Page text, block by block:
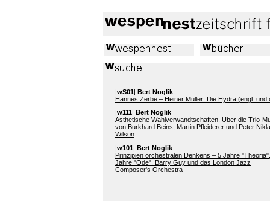
|wS01| Bert Noglik
Hannes Zerbe – Heiner Müller: Die Hydra (engl. und
w111
Bert Noglik
Ästhetische Wahlverwandtschaften. Über die Trio-
von Burkhard Beins, Martin Pfleiderer und Peter
Wilson
|w101| Bert Noglik
Prinzipien orchestralen Denkens – 5 Jahre
Jahre "Ode". Barry Guy und das London Jazz
Composer's Orchestra